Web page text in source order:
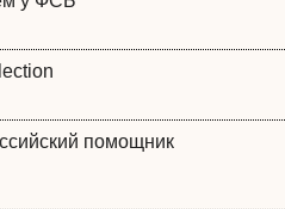
помощник